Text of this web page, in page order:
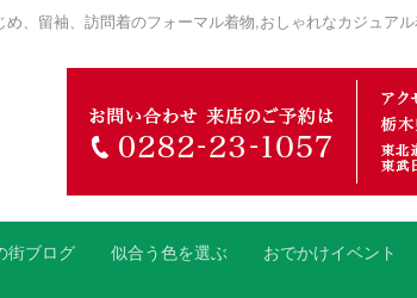
留袖、訪問着のフォーマル着物,おしゃれなカジュアル
街ブログ 似合う色を選ぶ おでかけイベント